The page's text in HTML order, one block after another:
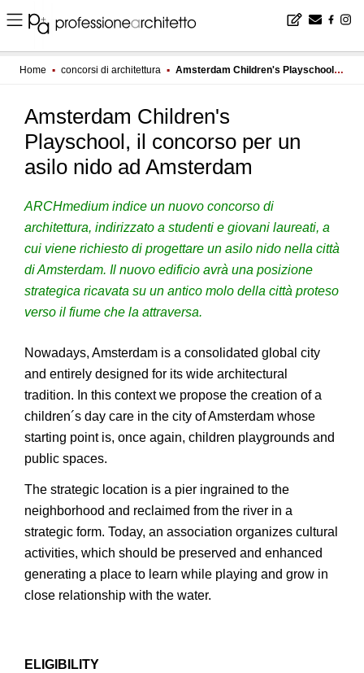
Home ▪ concorsi di architettura ▪ Amsterdam Children's Playschool, il concorso per un asilo nido ad Amsterdam
Amsterdam Children's
Playschool, il concorso per un
asilo nido ad Amsterdam
ARCHmedium indice un nuovo concorso di
architettura, indirizzato a studenti e giovani laureati, a
cui viene richiesto di progettare un asilo nido nella città
di Amsterdam. Il nuovo edificio avrà una posizione
strategica ricavata su un antico molo della città proteso
verso il fiume che la attraversa.
Nowadays, Amsterdam is a consolidated global city
and entirely designed for its wide architectural
tradition. In this context we propose the creation of a
children´s day care in the city of Amsterdam whose
starting point is, once again, children playgrounds and
public spaces.
The strategic location is a pier ingrained to the
neighborhood and reclaimed from the river in a
strategic form. Today, an association organizes cultural
activities, which should be preserved and enhanced
generating a place to learn while playing and grow in
close relationship with the water.
ELIGIBILITY